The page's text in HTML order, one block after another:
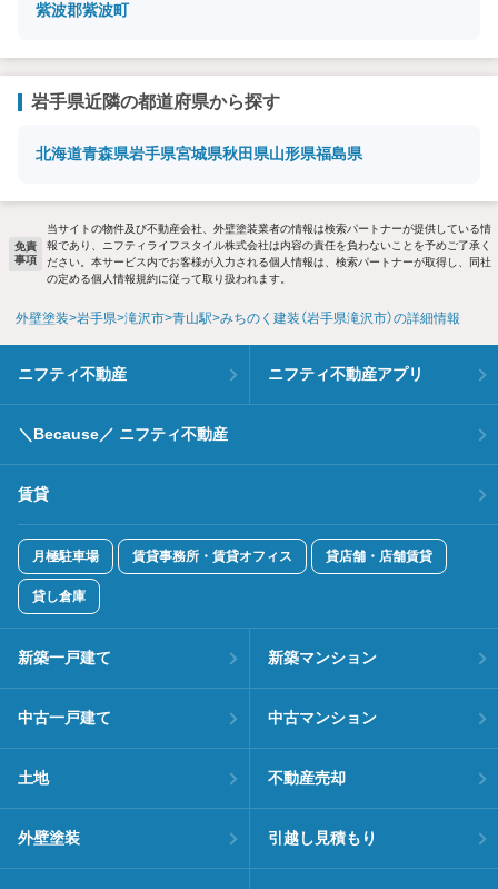
紫波郡紫波町
岩手県近隣の都道府県から探す
北海道青森県岩手県宮城県秋田県山形県福島県
免責
事項
当サイトの物件及び不動産会社、外壁塗装業者の情報は検索パートナーが提供している情
報であり、ニフティライフスタイル株式会社は内容の責任を負わないことを予めご了承く
ださい。本サービス内でお客様が入力される個人情報は、検索パートナーが取得し、同社
の定める個人情報規約に従って取り扱われます。
外壁塗装 岩手県 滝沢市 青山駅 みちのく建装（岩手県滝沢市）の詳細情報
ニフティ不動産 ニフティ不動産アプリ
＼Because／ ニフティ不動産
賃貸
月極駐車場 賃貸事務所・賃貸オフィス 貸店舗・店舗賃貸
貸し倉庫
新築一戸建て 新築マンション
中古一戸建て 中古マンション
土地 不動産売却
外壁塗装 引越し見積もり